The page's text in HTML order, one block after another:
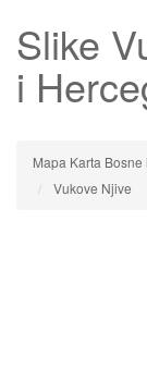
Slike
i
Mapa Karta
Vukove Njive